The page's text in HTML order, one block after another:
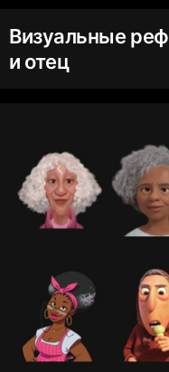
Визуальные
и отец